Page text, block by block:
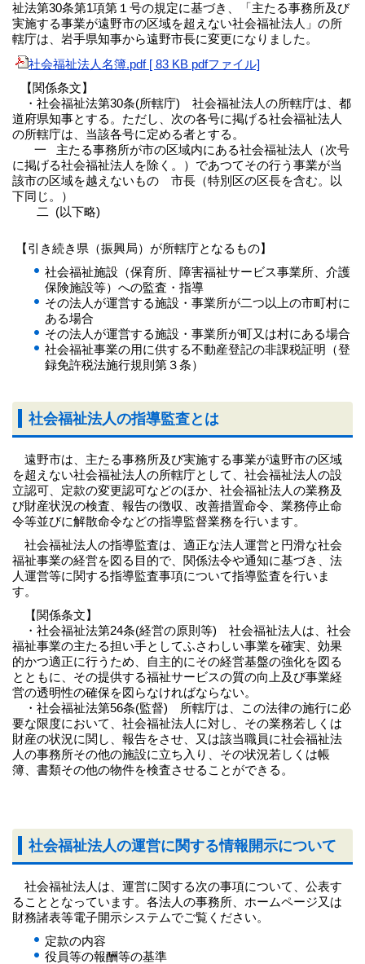
祉法第30条第1項第１号の規定に基づき、「主たる事務所及び
実施する事業が遠野市の区域を超えない社会福祉法人」の所
轄庁は、岩手県知事から遠野市長に変更になりました。
社会福祉法人名簿.pdf [ 83 KB pdfファイル]
【関係条文】
・社会福祉法第30条(所轄庁) 社会福祉法人の所轄庁は、都
道府県知事とする。ただし、次の各号に掲げる社会福祉法人
の所轄庁は、当該各号に定める者とする。
一
主たる事務所が市の区域内にある社会福祉法人（次号
に掲げる社会福祉法人を除く。）であつてその行う事業が当
該市の区域を越えないもの 市長（特別区の区長を含む。以
下同じ。）
二 (以下略)
【引き続き県（振興局）が所轄庁となるもの】
社会福祉施設（保育所、障害福祉サービス事業所、介護
保険施設等）への監査・指導
その法人が運営する施設・事業所が二つ以上の市町村に
ある場合
その法人が運営する施設・事業所が町又は村にある場合
社会福祉事業の用に供する不動産登記の非課税証明（登
録免許税法施行規則第３条）
社会福祉法人の指導監査とは
遠野市は、主たる事務所及び実施する事業が遠野市の区域
を超えない社会福祉法人の所轄庁として、社会福祉法人の設
立認可、定款の変更認可などのほか、社会福祉法人の業務及
び財産状況の検査、報告の徴収、改善措置命令、業務停止命
令等並びに解散命令などの指導監督業務を行います。
社会福祉法人の指導監査は、適正な法人運営と円滑な社会
福祉事業の経営を図る目的で、関係法令や通知に基づき、法
人運営等に関する指導監査事項について指導監査を行いま
す。
【関係条文】
・社会福祉法第24条(経営の原則等) 社会福祉法人は、社会
福祉事業の主たる担い手としてふさわしい事業を確実、効果
的かつ適正に行うため、自主的にその経営基盤の強化を図る
とともに、その提供する福祉サービスの質の向上及び事業経
営の透明性の確保を図らなければならない。
・社会福祉法第56条(監督) 所轄庁は、この法律の施行に必
要な限度において、社会福祉法人に対し、その業務若しくは
財産の状況に関し、報告をさせ、又は該当職員に社会福祉法
人の事務所その他の施設に立ち入り、その状況若しくは帳
簿、書類その他の物件を検査させることができる。
社会福祉法人の運営に関する情報開示について
社会福祉法人は、運営に関する次の事項について、公表す
ることとなっています。各法人の事務所、ホームページ又は
財務諸表等電子開示システムでご覧ください。
定款の内容
役員等の報酬等の基準